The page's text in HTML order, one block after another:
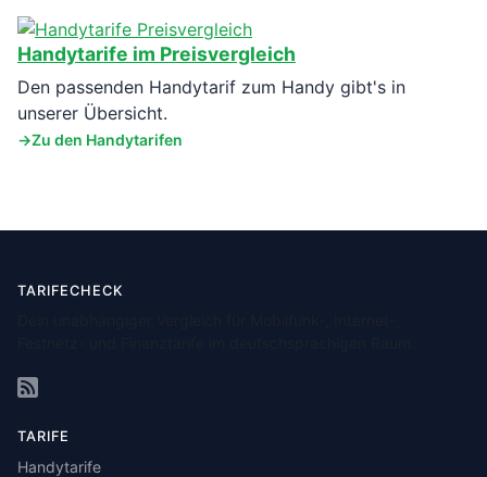
Handytarife im Preisvergleich
Den passenden Handytarif zum Handy gibt's in
unserer Übersicht.
Zu den Handytarifen
TARIFECHECK
TARIFE
Handytarife